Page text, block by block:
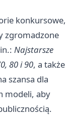
konkursowe,
zgromadzone
Najstarsze
80 i 90, a także
szansa dla
modeli, aby